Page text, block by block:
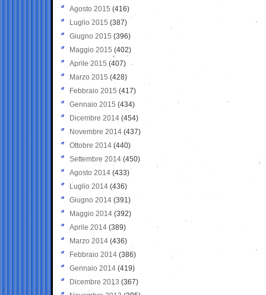
Agosto 2015 (416)
Luglio 2015 (387)
Giugno 2015 (396)
Maggio 2015 (402)
Aprile 2015 (407)
Marzo 2015 (428)
Febbraio 2015 (417)
Gennaio 2015 (434)
Dicembre 2014 (454)
Novembre 2014 (437)
Ottobre 2014 (440)
Settembre 2014 (450)
Agosto 2014 (433)
Luglio 2014 (436)
Giugno 2014 (391)
Maggio 2014 (392)
Aprile 2014 (389)
Marzo 2014 (436)
Febbraio 2014 (386)
Gennaio 2014 (419)
Dicembre 2013 (367)